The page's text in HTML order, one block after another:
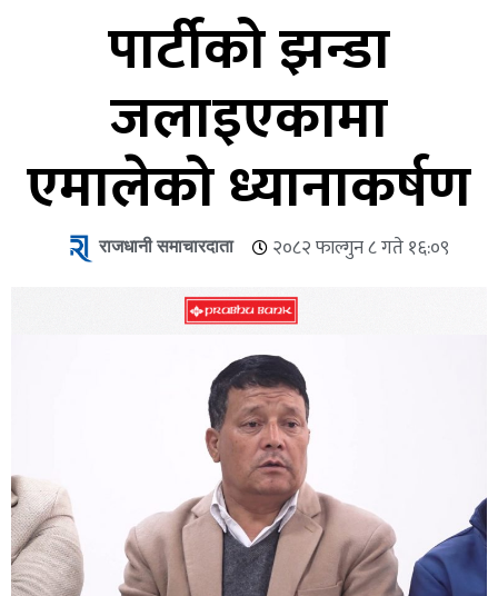
पार्टीको झन्डा
जलाइएकामा
एमालेको ध्यानाकर्षण
राजधानी समाचारदाता २०८२ फाल्गुन ८ गते १६:०९